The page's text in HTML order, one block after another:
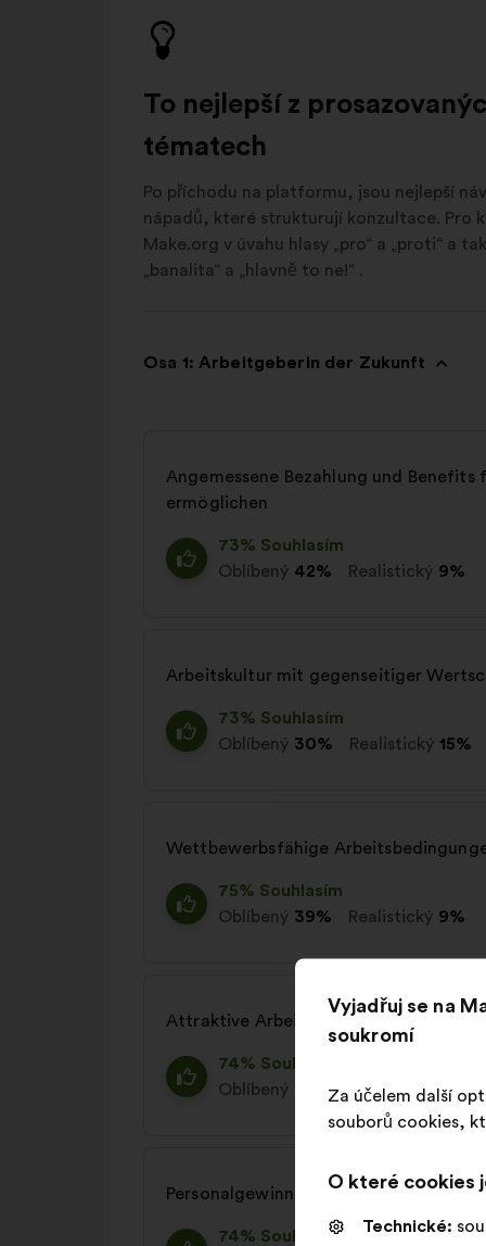
To nejlepší z
tématech
Po příchodu na platformu, jsou nejlepší
nápadů, které strukturují konzultace. Pro
Make.org v úvahu hlasy „pro“ a „proti“ a
„banalita“ a „hlavně to ne!“ .
Osa 1: Arbeitgeberin der Zukunft
Angemessene Bezahlung und
ermöglichen
73% Souhlasím
Oblíbený 42% Realistický 9%
Arbeitskultur mit gegenseitiger
73% Souhlasím
Oblíbený 30% Realistický 15%
Wettbewerbsfähige
75% Souhlasím
Oblíbený 39% Realistický 9%
Attraktive Arbeitszeiten ermöglichen
74% Souhlasím
Oblíbený
32% Realistický 14%
Personalgewinnung und Onboarding
74% Souhlasím
Vyjadřuj se na
soukromí
Za účelem další
souborů cookies,
O které cookies
Technické: